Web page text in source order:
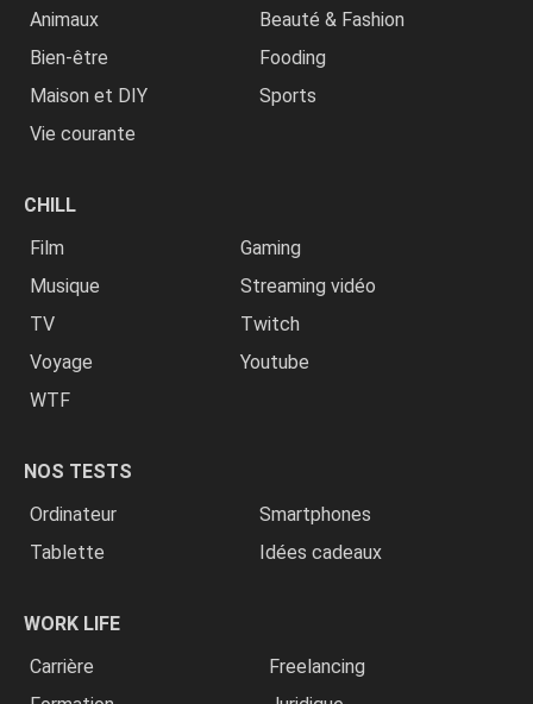
Animaux
Beauté & Fashion
Bien-être
Fooding
Maison et DIY
Sports
Vie courante
CHILL
Film
Gaming
Musique
Streaming vidéo
TV
Twitch
Voyage
Youtube
WTF
NOS TESTS
Ordinateur
Smartphones
Tablette
Idées cadeaux
WORK LIFE
Carrière
Freelancing